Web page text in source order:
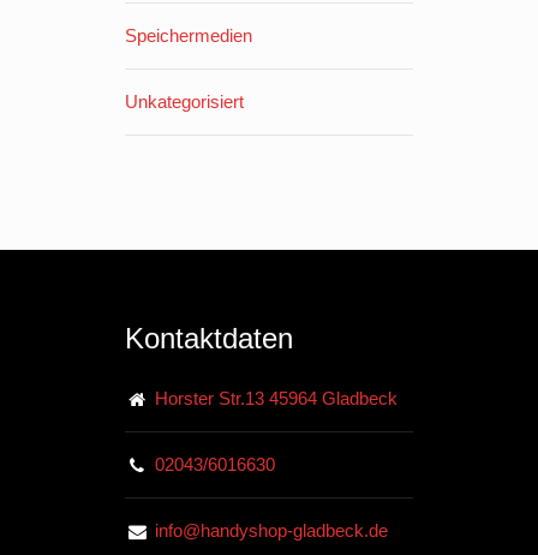
Speichermedien
Unkategorisiert
Kontaktdaten
Horster Str.13 45964 Gladbeck
02043/6016630
info@handyshop-gladbeck.de